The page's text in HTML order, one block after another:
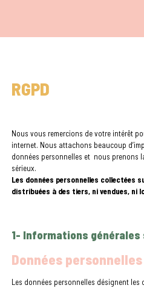
RGPD
Nous vous remercions de votre intérêt
internet. Nous attachons beaucoup
données personnelles et nous prenons
sérieux.
Les données personnelles collectées
distribuées à des tiers, ni vendues, ni
1- Informations générales
Données
Les données personnelles désignent